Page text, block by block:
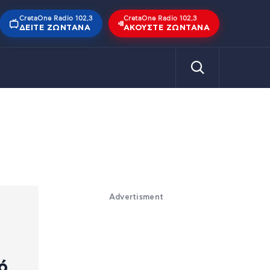
CretaOne Radio 102,3
ΔΕΊΤΕ ΖΩΝΤΑΝΆ
CretaOne Radio 102,3
ΑΚΟΎΣΤΕ ΖΩΝΤΑΝΆ
Advertisment